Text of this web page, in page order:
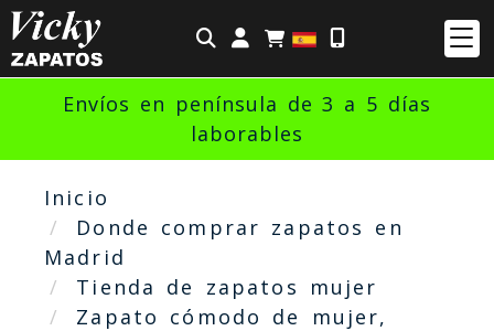
Identifícate
Envíos en península de 3 a 5 días
laborables
Inicio
Donde comprar zapatos en
Madrid
Tienda de zapatos mujer
Zapato cómodo de mujer,